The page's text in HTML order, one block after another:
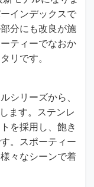
インデックスで
分にも改良が施
ティーでなおか
リです。
シリーズから、
ます。ステンレ
を採用し、飽き
。スポーティー
々なシーンで着